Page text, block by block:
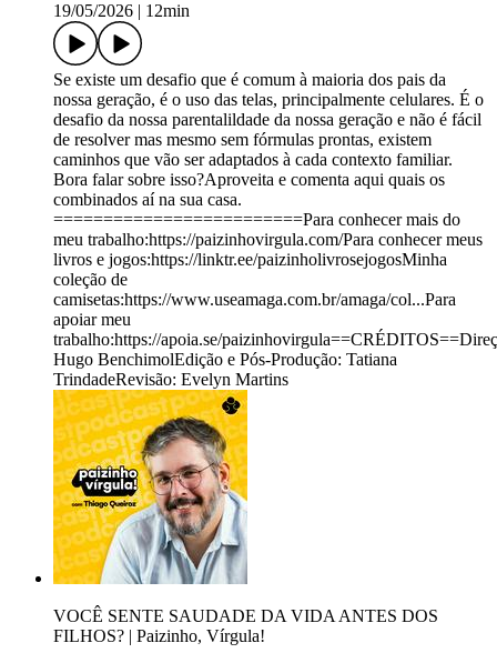
19/05/2026
12min
Se existe um desafio que é comum à maioria dos pais da
nossa geração, é o uso das telas, principalmente celulares. É o
desafio da nossa parentalildade da nossa geração e não é fácil
de resolver mas mesmo sem fórmulas prontas, existem
caminhos que vão ser adaptados à cada contexto familiar.
Bora falar sobre isso?Aproveita e comenta aqui quais os
combinados aí na sua casa.
=========================Para conhecer mais do
meu trabalho:https://paizinhovirgula.com/Para conhecer meus
livros e jogos:https://linktr.ee/paizinholivrosejogosMinha
coleção de
camisetas:https://www.useamaga.com.br/amaga/col...Para
apoiar meu
trabalho:https://apoia.se/
Hugo BenchimolEdição e Pós-Produção: Tatiana
TrindadeRevisão: Evelyn Martins
VOCÊ SENTE SAUDADE DA VIDA ANTES DOS
FILHOS? | Paizinho, Vírgula!